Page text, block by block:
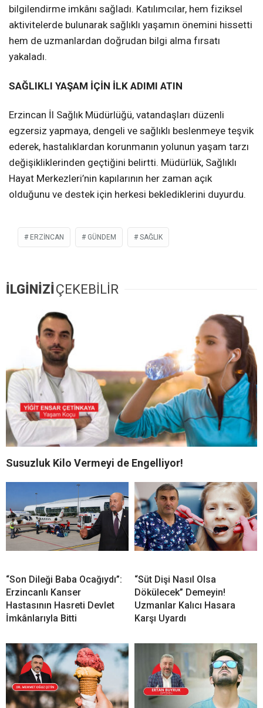
bilgilendirme imkânı sağladı. Katılımcılar, hem fiziksel
aktivitelerde bulunarak sağlıklı yaşamın önemini hissetti
hem de uzmanlardan doğrudan bilgi alma fırsatı
yakaladı.
SAĞLIKLI YAŞAM İÇİN İLK ADIMI ATIN
Erzincan İl Sağlık Müdürlüğü, vatandaşları düzenli
egzersiz yapmaya, dengeli ve sağlıklı beslenmeye teşvik
ederek, hastalıklardan korunmanın yolunun yaşam tarzı
değişikliklerinden geçtiğini belirtti. Müdürlük, Sağlıklı
Hayat Merkezleri’nin kapılarının her zaman açık
olduğunu ve destek için herkesi beklediklerini duyurdu.
ERZİNCAN GÜNDEM SAĞLIK
İLGİNİZİÇEKEBİLİR
Susuzluk Kilo Vermeyi de Engelliyor!
“Son Dileği Baba Ocağıydı”:
Erzincanlı Kanser
Hastasının Hasreti Devlet
İmkânlarıyla Bitti
“Süt Dişi Nasıl Olsa
Dökülecek” Demeyin!
Uzmanlar Kalıcı Hasara
Karşı Uyardı